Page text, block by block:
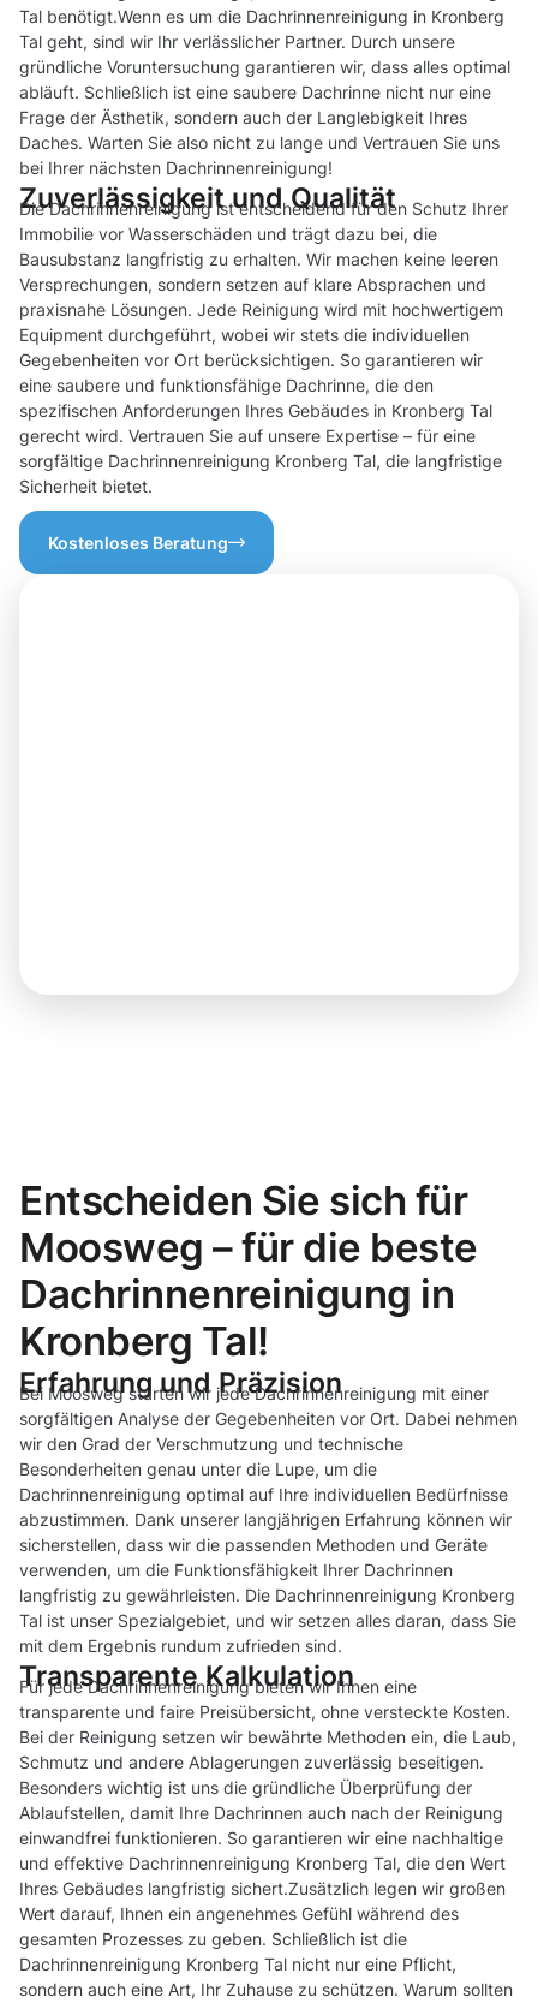
Tal benötigt.Wenn es um die Dachrinnenreinigung in Kronberg
Tal geht, sind wir Ihr verlässlicher Partner. Durch unsere
gründliche Voruntersuchung garantieren wir, dass alles optimal
abläuft. Schließlich ist eine saubere Dachrinne nicht nur eine
Frage der Ästhetik, sondern auch der Langlebigkeit Ihres
Daches. Warten Sie also nicht zu lange und Vertrauen Sie uns
bei Ihrer nächsten Dachrinnenreinigung!
Zuverlässigkeit und Qualität
Die Dachrinnenreinigung ist entscheidend für den Schutz Ihrer
Immobilie vor Wasserschäden und trägt dazu bei, die
Bausubstanz langfristig zu erhalten. Wir machen keine leeren
Versprechungen, sondern setzen auf klare Absprachen und
praxisnahe Lösungen. Jede Reinigung wird mit hochwertigem
Equipment durchgeführt, wobei wir stets die individuellen
Gegebenheiten vor Ort berücksichtigen. So garantieren wir
eine saubere und funktionsfähige Dachrinne, die den
spezifischen Anforderungen Ihres Gebäudes in Kronberg Tal
gerecht wird. Vertrauen Sie auf unsere Expertise – für eine
sorgfältige Dachrinnenreinigung Kronberg Tal, die langfristige
Sicherheit bietet.
Kostenloses Beratung
Entscheiden Sie sich für
Moosweg – für die beste
Dachrinnenreinigung in
Kronberg Tal!
Erfahrung und Präzision
Bei Moosweg starten wir jede Dachrinnenreinigung mit einer
sorgfältigen Analyse der Gegebenheiten vor Ort. Dabei nehmen
wir den Grad der Verschmutzung und technische
Besonderheiten genau unter die Lupe, um die
Dachrinnenreinigung optimal auf Ihre individuellen Bedürfnisse
abzustimmen. Dank unserer langjährigen Erfahrung können wir
sicherstellen, dass wir die passenden Methoden und Geräte
verwenden, um die Funktionsfähigkeit Ihrer Dachrinnen
langfristig zu gewährleisten. Die Dachrinnenreinigung Kronberg
Tal ist unser Spezialgebiet, und wir setzen alles daran, dass Sie
mit dem Ergebnis rundum zufrieden sind.
Transparente Kalkulation
Für jede Dachrinnenreinigung bieten wir Ihnen eine
transparente und faire Preisübersicht, ohne versteckte Kosten.
Bei der Reinigung setzen wir bewährte Methoden ein, die Laub,
Schmutz und andere Ablagerungen zuverlässig beseitigen.
Besonders wichtig ist uns die gründliche Überprüfung der
Ablaufstellen, damit Ihre Dachrinnen auch nach der Reinigung
einwandfrei funktionieren. So garantieren wir eine nachhaltige
und effektive Dachrinnenreinigung Kronberg Tal, die den Wert
Ihres Gebäudes langfristig sichert.Zusätzlich legen wir großen
Wert darauf, Ihnen ein angenehmes Gefühl während des
gesamten Prozesses zu geben. Schließlich ist die
Dachrinnenreinigung Kronberg Tal nicht nur eine Pflicht,
sondern auch eine Art, Ihr Zuhause zu schützen. Warum sollten